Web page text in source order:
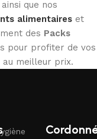
ainsi que nos
alimentaires et
des Packs
pour profiter de vos
meilleur prix.